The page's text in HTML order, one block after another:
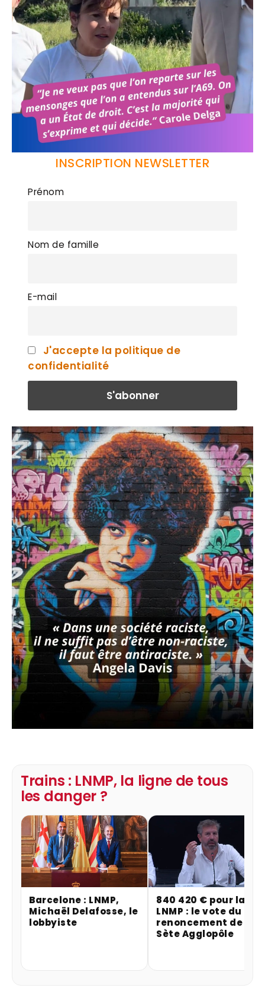
INSCRIPTION NEWSLETTER
Prénom
Nom de famille
E-mail
J'accepte la politique de
confidentialité
Trains : LNMP, la ligne de tous
les danger ?
Barcelone : LNMP,
Michaël Delafosse, le
lobbyiste
840 420 € pour la
LNMP : le vote du
renoncement de
Sète Agglopôle